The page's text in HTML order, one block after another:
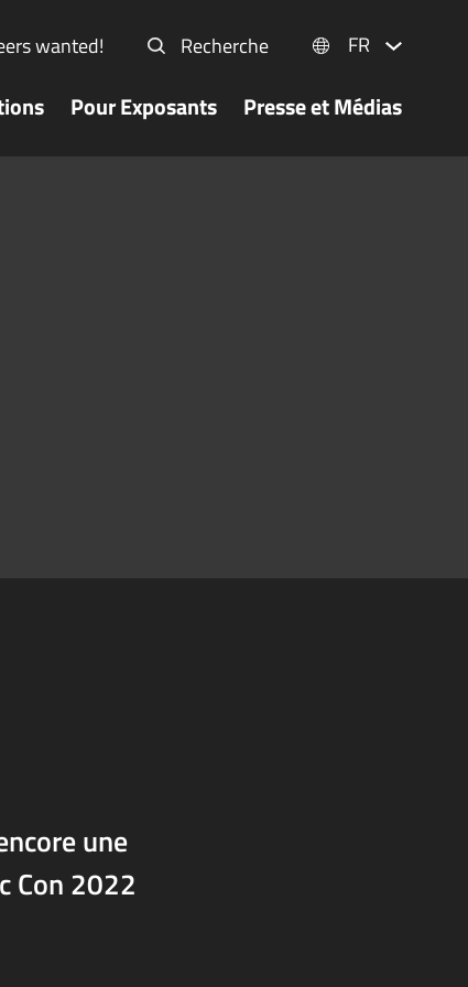
wanted! Recherche FR
Pour Exposants Presse et Médias
une
Con 2022